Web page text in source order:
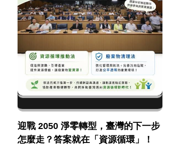
迎戰 2050 淨零轉型，臺灣的下一步
怎麼走？答案就在「資源循環」！